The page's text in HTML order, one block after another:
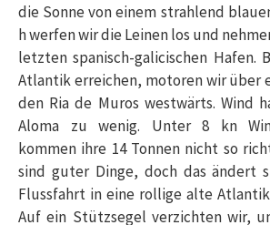
die Sonne von einem strahlend
h werfen wir die Leinen los und
letzten spanisch-galicischen Hafen.
Atlantik erreichen, motoren wir über
den Ria de Muros westwärts. Wind
Aloma zu wenig. Unter 8 kn
kommen ihre 14 Tonnen nicht so
sind guter Dinge, doch das ändert
Flussfahrt in eine rollige alte
Auf ein Stützsegel verzichten wir,